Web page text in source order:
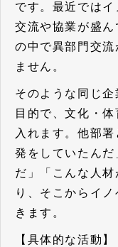
です。最近では
交流や協業が盛
の中で異部門交
ません。
そのような同じ
目的で、文化・
入れます。 他部署
発をしていたん
だ」「こんな人
り、そこからイ
きます。
【具体的な活動】